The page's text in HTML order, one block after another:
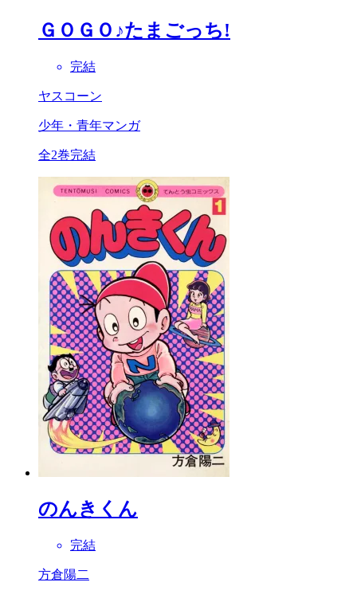
ＧＯＧＯ♪たまごっち!
完結
ヤスコーン
少年・青年マンガ
全2巻完結
のんきくん
完結
方倉陽二